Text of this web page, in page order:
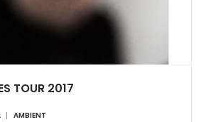
TOUR 2017
AMBIENT